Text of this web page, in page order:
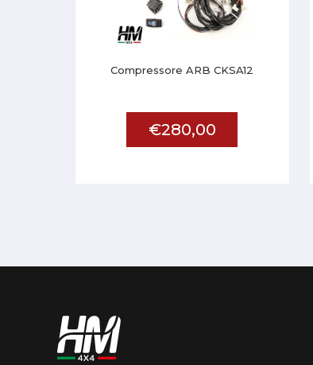
Compressore ARB CKSA12
€280,00